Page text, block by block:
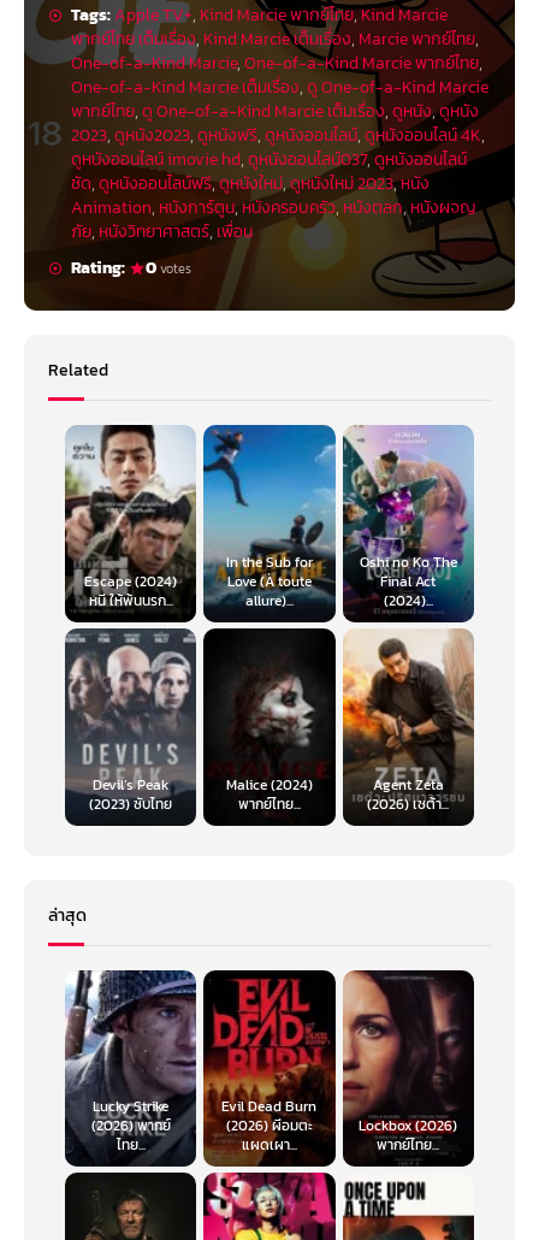
Tags:Apple TV+, Kind Marcie พากย์ไทย,Kind Marcie
พากย์ไทย เต็มเรื่อง, Kind Marcie เต็มเรื่อง, Marcie พากย์ไทย,
One-of-a-Kind Marcie,One-of-a-Kind Marcie พากย์ไทย,
One-of-a-Kind Marcie เต็มเรื่อง,ดู One-of-a-Kind Marcie
พากย์ไทย,ดู One-of-a-Kind Marcie เต็มเรื่อง,ดูหนัง,ดูหนัง
2023,ดูหนัง2023,ดูหนังฟรี,ดูหนังออนไลน์,ดูหนังออนไลน์ 4K,
ดูหนังออนไลน์ imovie hd,ดูหนังออนไลน์037,ดูหนังออนไลน์
ชัด,ดูหนังออนไลน์ฟรี,ดูหนังใหม่,ดูหนังใหม่ 2023,หนัง
Animation, หนังการ์ตูน, หนังครอบครัว, หนังตลก,หนังผจญ
ภัย, หนังวิทยาศาสตร์, เพื่อน
Rating:
0votes
Related
Escape (2024)
หนี ให้พ้นนรก...
In the Sub for
Love (À toute
allure)...
Oshi no Ko The
Final Act
(2024)...
Devil’s Peak
(2023) ซับไทย
Malice (2024)
พากย์ไทย...
Agent Zeta
(2026) เซต้า...
ล่าสุด
Lucky Strike
(2026) พากย์
ไทย...
Evil Dead Burn
(2026) ผีอมตะ
แผดเผา...
Lockbox (2026)
พากย์ไทย...